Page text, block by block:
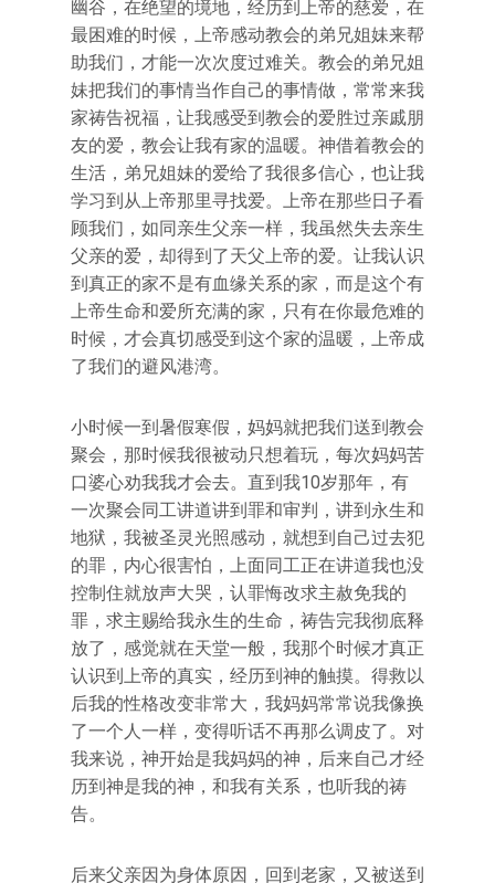
幽谷，在绝望的境地，经历到上帝的慈爱，在
最困难的时候，上帝感动教会的弟兄姐妹来帮
助我们，才能一次次度过难关。教会的弟兄姐
妹把我们的事情当作自己的事情做，常常来我
家祷告祝福，让我感受到教会的爱胜过亲戚朋
友的爱，教会让我有家的温暖。神借着教会的
生活，弟兄姐妹的爱给了我很多信心，也让我
学习到从上帝那里寻找爱。上帝在那些日子看
顾我们，如同亲生父亲一样，我虽然失去亲生
父亲的爱，却得到了天父上帝的爱。让我认识
到真正的家不是有血缘关系的家，而是这个有
上帝生命和爱所充满的家，只有在你最危难的
时候，才会真切感受到这个家的温暖，上帝成
了我们的避风港湾。
小时候一到暑假寒假，妈妈就把我们送到教会
聚会，那时候我很被动只想着玩，每次妈妈苦
口婆心劝我我才会去。直到我10岁那年，有
一次聚会同工讲道讲到罪和审判，讲到永生和
地狱，我被圣灵光照感动，就想到自己过去犯
的罪，内心很害怕，上面同工正在讲道我也没
控制住就放声大哭，认罪悔改求主赦免我的
罪，求主赐给我永生的生命，祷告完我彻底释
放了，感觉就在天堂一般，我那个时候才真正
认识到上帝的真实，经历到神的触摸。得救以
后我的性格改变非常大，我妈妈常常说我像换
了一个人一样，变得听话不再那么调皮了。对
我来说，神开始是我妈妈的神，后来自己才经
历到神是我的神，和我有关系，也听我的祷
告。
后来父亲因为身体原因，回到老家，又被送到